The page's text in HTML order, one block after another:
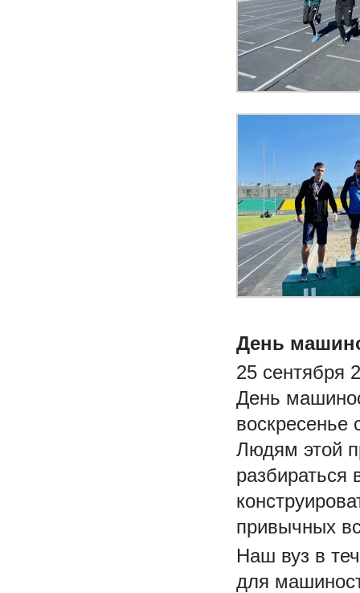
День
25 сентября
День
воскресенье
Людям этой
разбираться
привычных
Наш вуз в
для